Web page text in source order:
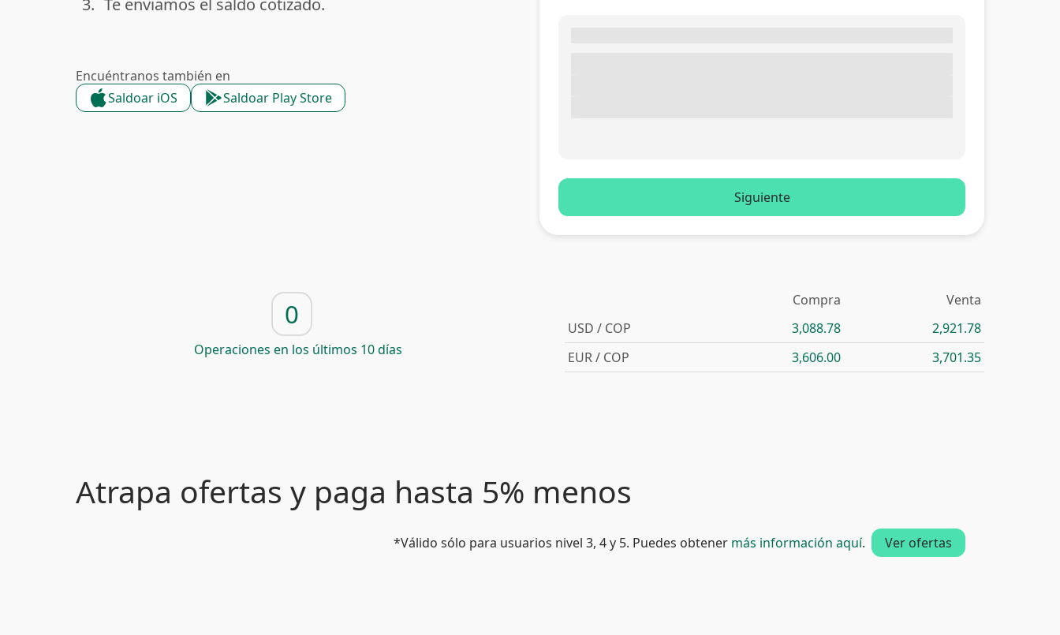
done
3. Te enviamos el saldo cotizado.
Encuéntranos también en
Saldoar iOS
Saldoar Play Store
Siguiente
0
Operaciones en los últimos 10 días
Compra
Venta
USD / COP
3,088.78
2,921.78
EUR / COP
3,606.00 3,701.35
Atrapa ofertas y paga hasta 5% menos
*Válido sólo para usuarios nivel 3, 4 y 5. Puedes obtener más información aquí. Ver ofertas